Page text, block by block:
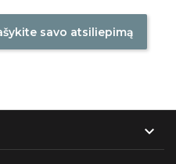
savo atsiliepimą
